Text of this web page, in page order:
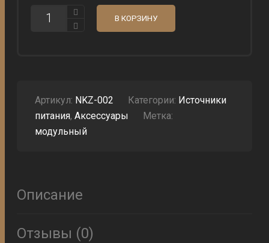
КОЛИЧЕСТВО
СТАНДАРТНЫЙ
АККУМУЛЯТОР
КОНТАКТНЫМ
РАЗЪЕМОМ
В КОРЗИНУ
Артикул: NKZ-002 Категории: Источники
питания,Аксессуары
Метка:
модульный
Описание
Отзывы (0)